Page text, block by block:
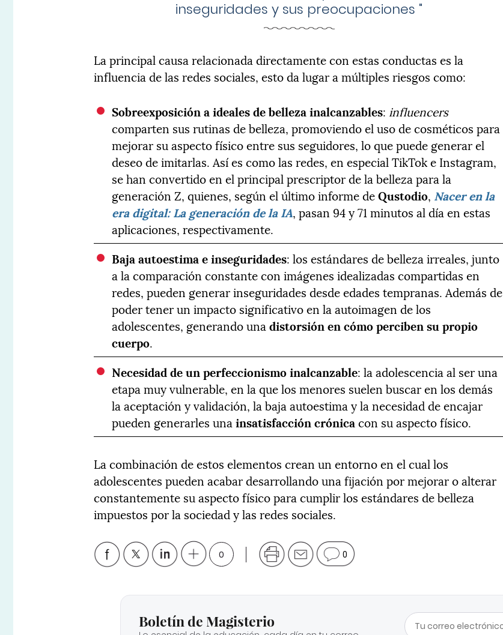
inseguridades y sus preocupaciones "
La principal causa relacionada directamente con estas conductas es la
influencia de las redes sociales, esto da lugar a múltiples riesgos como:
Sobreexposición a ideales de belleza inalcanzables: influencers
comparten sus rutinas de belleza, promoviendo el uso de cosméticos para
mejorar su aspecto físico entre sus seguidores, lo que puede generar el
deseo de imitarlas. Así es como las redes, en especial TikTok e Instagram,
se han convertido en el principal prescriptor de la belleza para la
generación Z, quienes, según el último informe deQustodio, Nacer en la
era digital: La generación de la IA, pasan 94 y 71 minutos al día en estas
aplicaciones, respectivamente.
Baja autoestima e inseguridades: los estándares de belleza irreales, junto
a la comparación constante con imágenes idealizadas compartidas en
redes, pueden generar inseguridades desde edades tempranas. Además de
poder tener un impacto significativo en la autoimagen de los
adolescentes, generando unadistorsión en cómo perciben su propio
cuerpo.
Necesidad de un perfeccionismo inalcanzable: la adolescencia al ser una
etapa muy vulnerable, en la que los menores suelen buscar en los demás
la aceptación y validación, la baja autoestima y la necesidad de encajar
pueden generarles unainsatisfacción crónicacon su aspecto físico.
La combinación de estos elementos crean un entorno en el cual los
adolescentes pueden acabar desarrollando una fijación por mejorar o alterar
constantemente su aspecto físico para cumplir los estándares de belleza
impuestos por la sociedad y las redes sociales.
0 0
Boletín de Magisterio